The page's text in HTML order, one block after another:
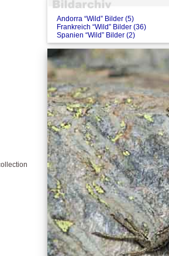
Andorra “Wild” Bilder (5)
Frankreich “Wild” Bilder (36)
Spanien “Wild” Bilder (2)